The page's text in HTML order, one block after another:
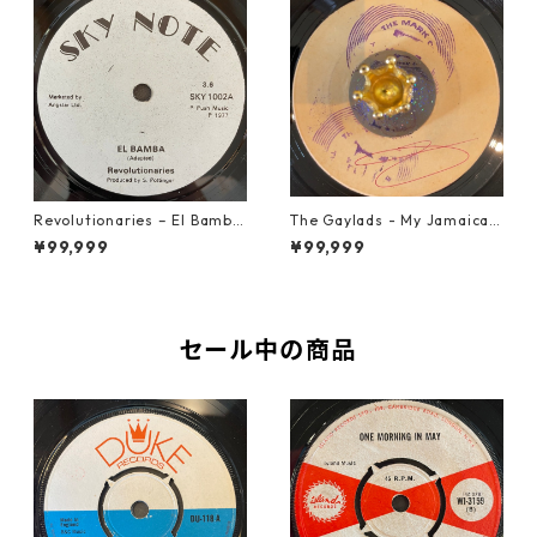
Revolutionaries – El Bamba
【7-21855】
¥99,999
The Gaylads - My Jamaican
Girl【7-22009】
¥99,999
セール中の商品